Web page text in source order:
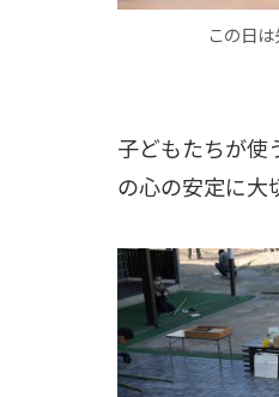
この日
子どもたちが使
の心の安定に大